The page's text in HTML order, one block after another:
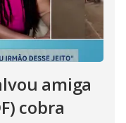
amiga
cobra